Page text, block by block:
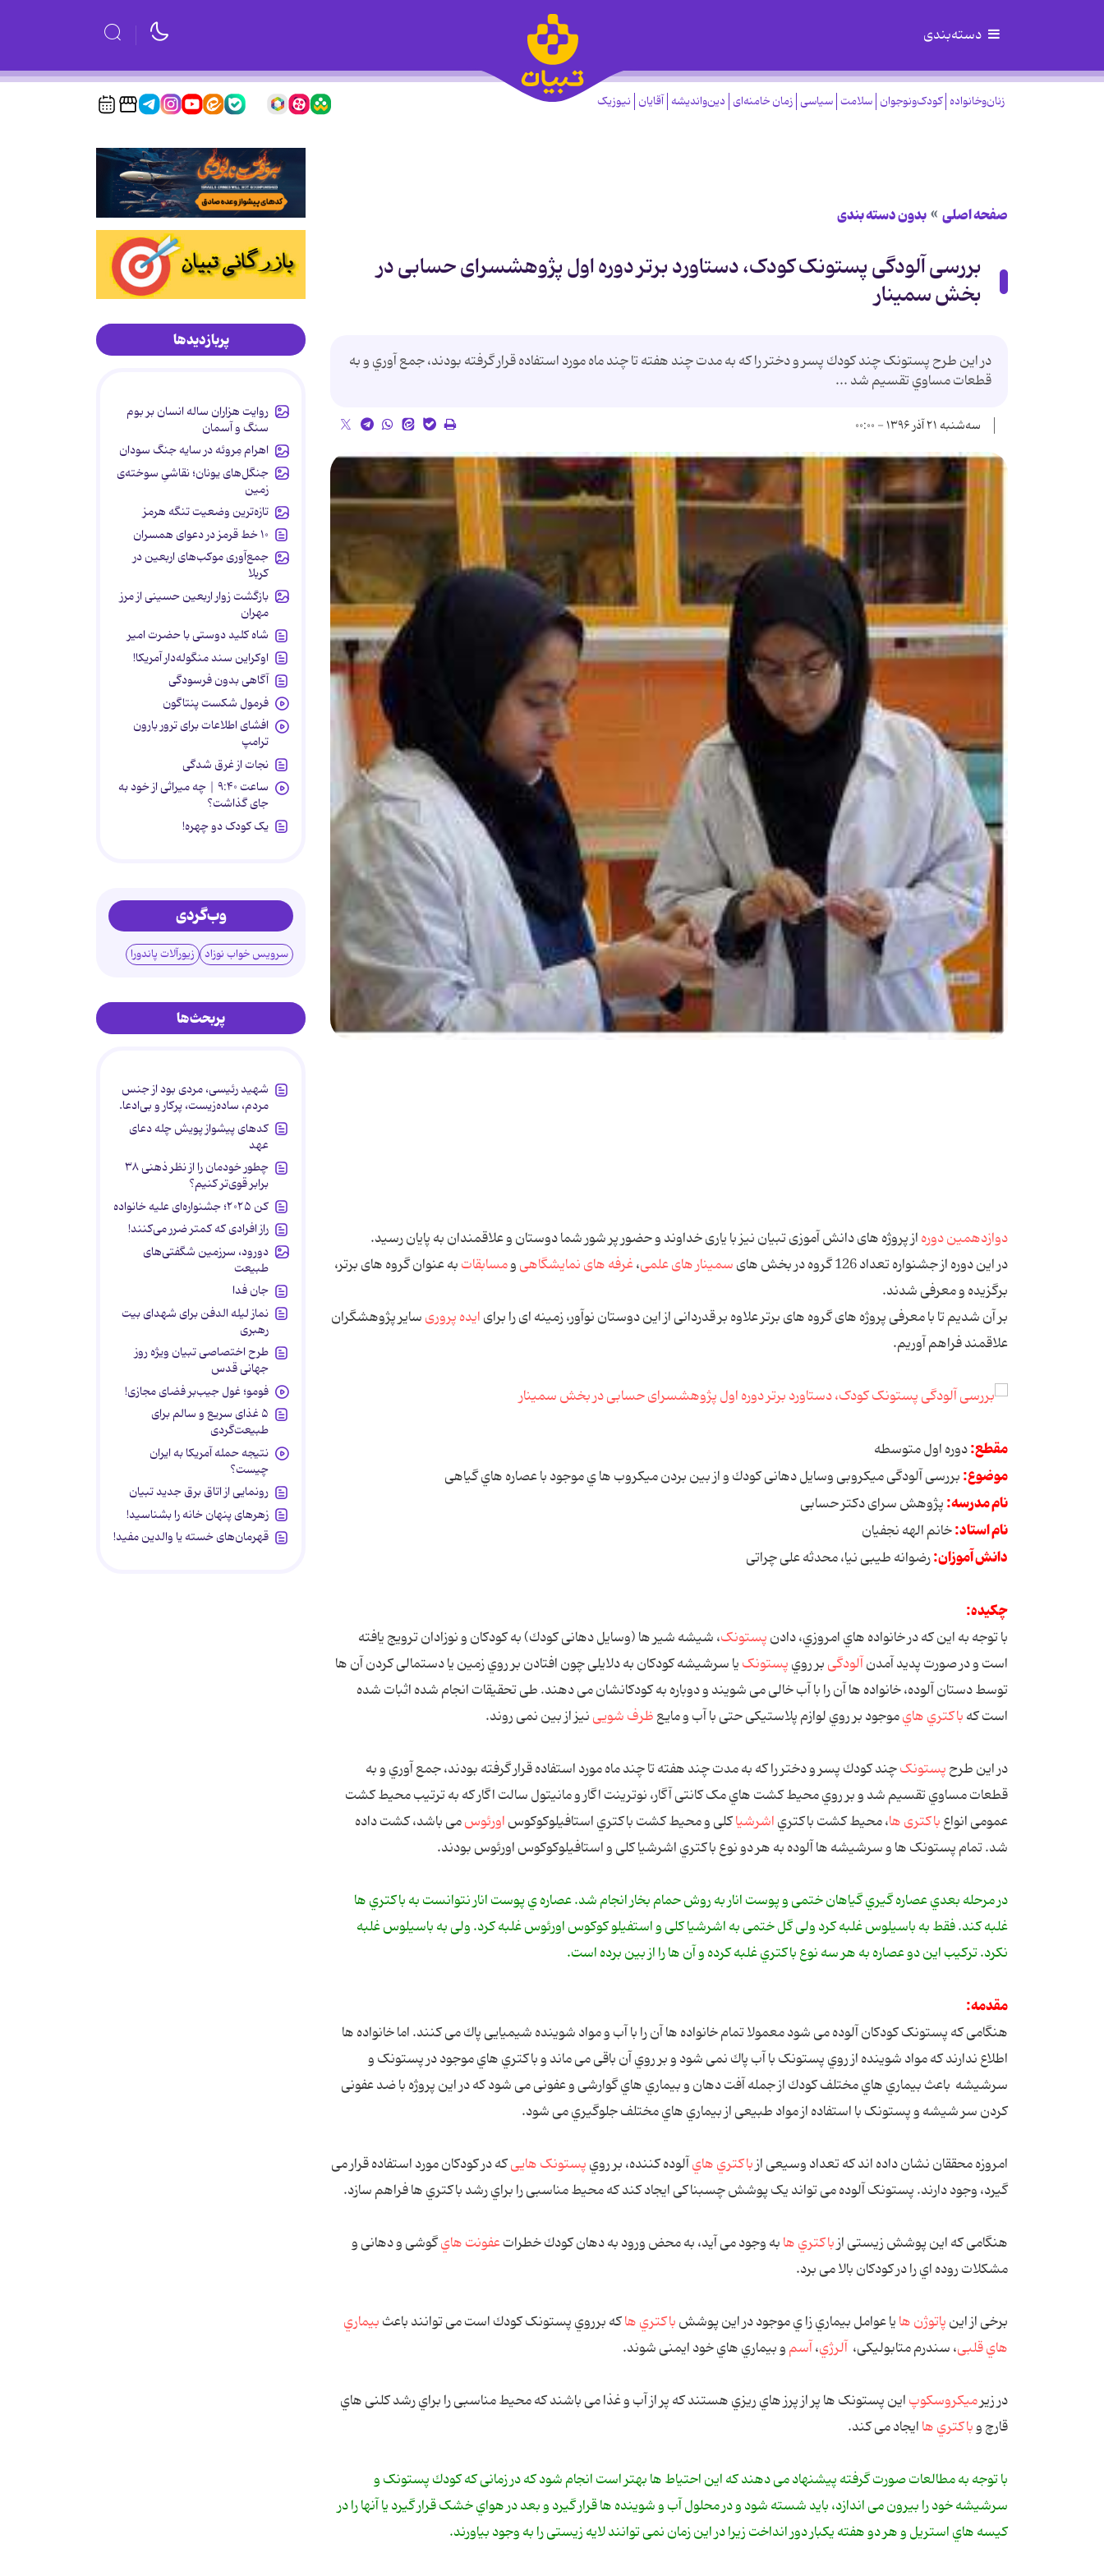
دسته‌بندی
زنان‌وخانواده کودک‌ونوجوان سلامت سیاسی زمان خامنه‌ای دین‌واندیشه آقایان نیوزیک
صفحه اصلی بدون دسته بندی
ﺑﺮرﺳﯽ آﻟﻮدﮔﯽ پستونک کودک، دستاورد برتر دوره اول پژوهشسرای حسابی در
بخش سمینار
در اﯾﻦ ﻃﺮح ﭘﺴﺘﻮﻧﮏ ﭼﻨﺪ ﮐﻮدك ﭘﺴﺮ و دﺧﺘﺮ را ﮐﻪ ﺑﻪ ﻣﺪت ﭼﻨﺪ ﻫﻔﺘﻪ ﺗﺎ ﭼﻨﺪ ﻣﺎه ﻣﻮرد اﺳﺘﻔﺎده ﻗﺮار ﮔﺮﻓﺘﻪ ﺑﻮدﻧﺪ، ﺟﻤﻊ آوري و ﺑﻪ
ﻗﻄﻌﺎت ﻣﺴﺎوي ﺗﻘﺴﯿﻢ ﺷﺪ ...
سه‌شنبه ۲۱ آذر ۱۳۹۶ - ۰۰:۰۰
دوازدهمین دورهاز پروژه های دانش آموزی تبیان نیز با یاری خداوند و حضور پر شور شما دوستان و علاقمندان به پایان رسید.
در این دوره از جشنواره تعداد 126 گروه در بخش های
سمینار های علمی،غرفه های نمایشگاهیومسابقاتبه عنوان گروه های برتر،
برگزیده و معرفی شدند.
بر آن شدیم تا با معرفی پروژه های گروه های برتر علاوه بر قدردانی از این دوستان نوآور، زمینه ای را برایایده پروریسایر پژوهشگران
علاقمند فراهم آوریم.
مقطع:دوره اول متوسطه
موضوع:ﺑﺮرﺳﯽ آﻟﻮدﮔﯽ ﻣﯿﮑﺮوﺑﯽ وﺳﺎﯾﻞ دﻫﺎﻧﯽ ﮐﻮدك و از ﺑﯿﻦ ﺑﺮدن ﻣﯿﮑﺮوب ﻫﺎ ي ﻣﻮﺟﻮد ﺑﺎ ﻋﺼﺎره ﻫﺎي ﮔﯿﺎﻫﯽ
نام مدرسه:پژوهش سرای دکتر حسابی
نام استاد:خاﻧﻢ الهه ﻧﺠﻔﯿﺎن
دانش آموزان:رﺿﻮاﻧﻪ ﻃﯿﺒﯽ ﻧﯿﺎ، ﻣﺤﺪﺛﻪ ﻋﻠﯽ ﭼﺮاﺗﯽ
چکیده:
ﺑﺎ ﺗﻮﺟﻪ ﺑﻪ اﯾﻦ ﮐﻪ در ﺧﺎﻧﻮاده ﻫﺎي اﻣﺮوزي، دادنﭘﺴﺘﻮﻧﮏ، ﺷﯿﺸﻪ ﺷﯿﺮ ﻫﺎ (وﺳﺎﯾﻞ دﻫﺎﻧﯽ ﮐﻮدك) ﺑﻪ ﮐﻮدﮐﺎن و ﻧﻮزادان ﺗﺮوﯾﺞ ﯾﺎﻓﺘﻪ
اﺳﺖ و در ﺻﻮرت ﭘﺪﯾﺪ آﻣﺪنآﻟﻮدﮔﯽﺑﺮ رويﭘﺴﺘﻮﻧﮏﯾﺎ ﺳﺮﺷﯿﺸﻪ ﮐﻮدﮐﺎن ﺑﻪ دﻻﯾﻠﯽ ﭼﻮن اﻓﺘﺎدن ﺑﺮ روي زﻣﯿﻦ ﯾﺎ دﺳﺘﻤﺎﻟﯽ ﮐﺮدن آن ﻫﺎ
ﺗﻮﺳﻂ دﺳﺘﺎن آﻟﻮده، ﺧﺎﻧﻮاده ﻫﺎ آن را ﺑﺎ آب ﺧﺎﻟﯽ ﻣﯽ ﺷﻮﯾﻨﺪ و دوﺑﺎره ﺑﻪ ﮐﻮدﮐﺎﻧﺸﺎن ﻣﯽ دﻫﻨﺪ. ﻃﯽ ﺗﺤﻘﯿﻘﺎت اﻧﺠﺎم ﺷﺪه اﺛﺒﺎت ﺷﺪه
اﺳﺖ ﮐﻪﺑﺎﮐﺘﺮي ﻫﺎيﻣﻮﺟﻮد ﺑﺮ روي ﻟﻮازم ﭘﻼﺳﺘﯿﮑﯽ ﺣﺘﯽ ﺑﺎ آب و ﻣﺎﯾﻊﻇﺮف ﺷﻮﯾﯽﻧﯿﺰ از ﺑﯿﻦ ﻧﻤﯽ روﻧﺪ.
در اﯾﻦ ﻃﺮحﭘﺴﺘﻮﻧﮏﭼﻨﺪ ﮐﻮدك ﭘﺴﺮ و دﺧﺘﺮ را ﮐﻪ ﺑﻪ ﻣﺪت ﭼﻨﺪ ﻫﻔﺘﻪ ﺗﺎ ﭼﻨﺪ ﻣﺎه ﻣﻮرد اﺳﺘﻔﺎده ﻗﺮار ﮔﺮﻓﺘﻪ ﺑﻮدﻧﺪ، ﺟﻤﻊ آوري و ﺑﻪ
ﻗﻄﻌﺎت ﻣﺴﺎوي ﺗﻘﺴﯿﻢ ﺷﺪ و ﺑﺮ روي ﻣﺤﯿﻂ ﮐﺸﺖ ﻫﺎي ﻣﮏ ﮐﺎﻧﺘﯽ آﮔﺎر، ﻧﻮﺗﺮﯾﻨﺖ اﮔﺎر و ﻣﺎﻧﯿﺘﻮل ﺳﺎﻟﺖ اﮔﺎر ﮐﻪ ﺑﻪ ﺗﺮﺗﯿﺐ ﻣﺤﯿﻂ ﮐﺸﺖ
ﻋﻤﻮﻣﯽ اﻧﻮاعﺑﺎﮐﺘﺮی ها، ﻣﺤﯿﻂ ﮐﺸﺖ ﺑﺎﮐﺘﺮياﺷﺮﺷﯿﺎﮐﻠﯽ و ﻣﺤﯿﻂ ﮐﺸﺖ ﺑﺎﮐﺘﺮي اﺳﺘﺎﻓﯿﻠﻮﮐﻮﮐﻮساورﺋﻮسﻣﯽ ﺑﺎﺷﺪ، ﮐﺸﺖ داده
ﺷﺪ. ﺗﻤﺎم ﭘﺴﺘﻮﻧﮏ ﻫﺎ و ﺳﺮﺷﯿﺸﻪ ﻫﺎ آﻟﻮده ﺑﻪ ﻫﺮ دو ﻧﻮع ﺑﺎﮐﺘﺮي اﺷﺮﺷﯿﺎ ﮐﻠﯽ و اﺳﺘﺎﻓﯿﻠﻮﮐﻮﮐﻮس اورﺋﻮس ﺑﻮدﻧﺪ.
در ﻣﺮﺣﻠﻪ ﺑﻌﺪي ﻋﺼﺎره ﮔﯿﺮي ﮔﯿﺎﻫﺎن ﺧﺘﻤﯽ و ﭘﻮﺳﺖ اﻧﺎر ﺑﻪ روش ﺣﻤﺎم ﺑﺨﺎر اﻧﺠﺎم ﺷﺪ. ﻋﺼﺎره ي ﭘﻮﺳﺖ اﻧﺎر ﻧﺘﻮاﻧﺴﺖ ﺑﻪ ﺑﺎﮐﺘﺮي ﻫﺎ
ﻏﻠﺒﻪ ﮐﻨﺪ. ﻓﻘﻂ ﺑﻪ ﺑﺎﺳﯿﻠﻮس ﻏﻠﺒﻪ ﮐﺮد وﻟﯽ ﮔﻞ ﺧﺘﻤﯽ ﺑﻪ اﺷﺮﺷﯿﺎ ﮐﻠﯽ و اﺳﺘﻔﯿﻠﻮ ﮐﻮﮐﻮس اورﺋﻮس ﻏﻠﺒﻪ ﮐﺮد. وﻟﯽ ﺑﻪ ﺑﺎﺳﯿﻠﻮس ﻏﻠﺒﻪ
ﻧﮑﺮد. ﺗﺮکیب اﯾﻦ دو ﻋﺼﺎره ﺑﻪ ﻫﺮ ﺳﻪ ﻧﻮع ﺑﺎﮐﺘﺮي ﻏﻠﺒﻪ ﮐﺮده و آن ها را از ﺑﯿﻦ ﺑﺮده اﺳﺖ.
مقدمه:
ﻫﻨﮕﺎﻣﯽ ﮐﻪ ﭘﺴﺘﻮﻧﮏ ﮐﻮدﮐﺎن آﻟﻮده ﻣﯽ ﺷﻮد ﻣﻌﻤﻮﻻ ﺗﻤﺎم ﺧﺎﻧﻮاده ﻫﺎ آن را ﺑﺎ آب و ﻣﻮاد ﺷﻮﯾﻨﺪه ﺷﯿﻤﯿﺎﯾﯽ ﭘﺎك ﻣﯽ ﮐﻨﻨﺪ. اﻣﺎ ﺧﺎﻧﻮاده ﻫﺎ
اﻃﻼع ﻧﺪارﻧﺪ ﮐﻪ ﻣﻮاد ﺷﻮﯾﻨﺪه از روي ﭘﺴﺘﻮﻧﮏ ﺑﺎ آب ﭘﺎك ﻧﻤﯽ ﺷﻮد و ﺑﺮ روي آن ﺑﺎﻗﯽ ﻣﯽ ﻣﺎﻧﺪ و ﺑﺎﮐﺘﺮي ﻫﺎي ﻣﻮﺟﻮد در ﭘﺴﺘﻮﻧﮏ و
ﺳﺮﺷﯿﺸﻪ ﺑﺎﻋﺚ ﺑﯿﻤﺎري ﻫﺎي ﻣﺨﺘﻠﻒ ﮐﻮدك از ﺟﻤﻠﻪ آﻓﺖ دﻫﺎن و ﺑﯿﻤﺎري ﻫﺎي ﮔﻮارﺷﯽ و ﻋﻔﻮﻧﯽ ﻣﯽ ﺷﻮد ﮐﻪ در اﯾﻦ ﭘﺮوژه ﺑﺎ ﺿﺪ ﻋﻔﻮﻧﯽ
ﮐﺮدن ﺳﺮ ﺷﯿﺸﻪ و ﭘﺴﺘﻮﻧﮏ ﺑﺎ اﺳﺘﻔﺎده از ﻣﻮاد ﻃﺒﯿﻌﯽ از ﺑﯿﻤﺎري ﻫﺎي ﻣﺨﺘﻠﻒ ﺟﻠﻮﮔﯿﺮي ﻣﯽ ﺷﻮد.
اﻣﺮوزه ﻣﺤﻘﻘﺎن ﻧﺸﺎن داده اﻧﺪ ﮐﻪ ﺗﻌﺪاد وﺳﯿﻌﯽ ازﺑﺎﮐﺘﺮي ﻫﺎيآﻟﻮده ﮐﻨﻨﺪه، ﺑﺮ رويﭘﺴﺘﻮﻧﮏ ﻫﺎﯾﯽﮐﻪ در ﮐﻮدﮐﺎن ﻣﻮرد اﺳﺘﻔﺎده ﻗﺮار ﻣﯽ
ﮔﯿﺮد، وﺟﻮد دارﻧﺪ. ﭘﺴﺘﻮﻧﮏ آﻟﻮده ﻣﯽ ﺗﻮاﻧﺪ ﯾﮏ ﭘﻮﺷﺶ ﭼﺴﺒﻨﺎﮐﯽ اﯾﺠﺎد ﮐﻨﺪ ﮐﻪ ﻣﺤﯿﻂ ﻣﻨﺎﺳﺒﯽ را ﺑﺮاي رﺷﺪ ﺑﺎﮐﺘﺮي ﻫﺎ ﻓﺮاﻫﻢ ﺳﺎزد.
ﻫﻨﮕﺎﻣﯽ ﮐﻪ اﯾﻦ ﭘﻮﺷﺶ زﯾﺴﺘﯽ ازﺑﺎﮐﺘﺮي ﻫﺎﺑﻪ وﺟﻮد ﻣﯽ آﯾﺪ، ﺑﻪ ﻣﺤﺾ ورود ﺑﻪ دﻫﺎن ﮐﻮدك ﺧﻄﺮاتﻋﻔﻮﻧﺖ ﻫﺎيﮔﻮﺷﯽ و دﻫﺎﻧﯽ و
ﻣﺸﮑﻼت روده اي را در ﮐﻮدﮐﺎن ﺑﺎﻻ ﻣﯽ ﺑﺮد.
ﺑﺮﺧﯽ از اﯾﻦﭘﺎﺗﻮژن ﻫﺎﯾﺎ ﻋﻮاﻣﻞ ﺑﯿﻤﺎري زا ي ﻣﻮﺟﻮد در اﯾﻦ ﭘﻮﺷﺶﺑﺎﮐﺘﺮي ﻫﺎﮐﻪ ﺑﺮروي ﭘﺴﺘﻮﻧﮏ ﮐﻮدك اﺳﺖ ﻣﯽ ﺗﻮاﻧﻨﺪ ﺑﺎﻋﺚﺑﯿﻤﺎري
ﻫﺎي ﻗﻠﺒﯽ، ﺳﻨﺪرم ﻣﺘﺎﺑﻮﻟﯿﮑﯽ، آﻟﺮژي،آﺳﻢو ﺑﯿﻤﺎري ﻫﺎي ﺧﻮد اﯾﻤﻨﯽ ﺷﻮﻧﺪ.
در زﯾﺮﻣﯿﮑﺮوﺳﮑﻮپاﯾﻦ ﭘﺴﺘﻮﻧﮏ ﻫﺎ ﭘﺮ از ﭘﺮز ﻫﺎي رﯾﺰي ﻫﺴﺘﻨﺪ ﮐﻪ ﭘﺮ از آب و ﻏﺬا ﻣﯽ ﺑﺎﺷﻨﺪ ﮐﻪ ﻣﺤﯿﻂ ﻣﻨﺎﺳﺒﯽ را ﺑﺮاي رﺷﺪ ﮐﻠﻨﯽ ﻫﺎي
ﻗﺎرچ وﺑﺎﮐﺘﺮي ﻫﺎاﯾﺠﺎد ﻣﯽ ﮐﻨﺪ.
ﺑﺎ ﺗﻮﺟﻪ ﺑﻪ ﻣﻄﺎﻟﻌﺎت ﺻﻮرت ﮔﺮﻓﺘﻪ ﭘﯿﺸﻨﻬﺎد ﻣﯽ دﻫﻨﺪ ﮐﻪ اﯾﻦ اﺣﺘﯿﺎط ﻫﺎ ﺑﻬﺘﺮ اﺳﺖ اﻧﺠﺎم ﺷﻮد ﮐﻪ در زﻣﺎﻧﯽ ﮐﻪ ﮐﻮدك ﭘﺴﺘﻮﻧﮏ و
ﺳﺮﺷﯿﺸﻪ ﺧﻮد را ﺑﯿﺮون ﻣﯽ اﻧﺪازد، ﺑﺎﯾﺪ ﺷﺴﺘﻪ ﺷﻮد و در ﻣﺤﻠﻮل آب و ﺷﻮﯾﻨﺪه ﻫﺎ ﻗﺮار ﮔﯿﺮد و ﺑﻌﺪ در ﻫﻮاي ﺧﺸﮏ ﻗﺮار ﮔﯿﺮد ﯾﺎ آﻧﻬﺎ را در
ﮐﯿﺴﻪ ﻫﺎي اﺳﺘﺮﯾﻞ و ﻫﺮ دو ﻫﻔﺘﻪ ﯾﮑﺒﺎر دور اﻧﺪاﺧﺖ زﯾﺮا در اﯾﻦ زﻣﺎن ﻧﻤﯽ ﺗﻮاﻧﻨﺪ ﻻﯾﻪ زﯾﺴﺘﯽ را ﺑﻪ وﺟﻮد ﺑﯿﺎورﻧﺪ.
پربازدیدها
روایت هزاران ساله انسان بر بوم
سنگ و آسمان
اهرام مِروئه در سایه جنگ سودان
جنگل‌های یونان؛ نقاشیِ سوخته‌ی
زمین
تازه‌ترین وضعیت تنگه هرمز
۱۰ خط قرمز در دعوای همسران
جمع‌آوری موکب‌های اربعین در
کربلا
بازگشت زوار اربعین حسینی از مرز
مهران
شاه کلید دوستی با حضرت امیر
اوکراین سند منگوله‌دار آمریکا!
آگاهی بدون فرسودگی
فرمول شکست پنتاگون
افشای اطلاعات برای ترور بارون
ترامپ
نجات از غرق شدگی
ساعت ۹:۴۰ | چه میراثی از خود به
جای گذاشت؟
یک کودک دو چهره!
وب‌گردی
سرویس خواب نوزاد زیورآلات پاندورا
پربحث‌ها
شهید رئیسی، مردی بود از جنس
مردم، ساده‌زیست، پرکار و بی‌ادعا.
کدهای پیشواز پویش چله دعای
عهد
چطور خودمان را از نظر ذهنی ۳۸
برابر قوی‌تر کنیم؟
کن ۲۰۲۵؛ جشنواره‌ای علیه خانواده
راز افرادی که کمتر ضرر می‌کنند!
دورود، سرزمین شگفتی‌های
طبیعت
جان فدا
نماز لیله الدفن برای شهدای بیت
رهبری
طرح اختصاصی تبیان ویژه روز
جهانی قدس
فومو؛ غول جیب‌بر فضای مجازی!
۵ غذای سریع و سالم برای
طبیعت‌گردی
نتیجه حمله آمریکا به ایران
چیست؟
رونمایی از اتاق برق جدید تبیان
زهرهای پنهان خانه را بشناسید!
قهرمان‌های خسته یا والدین مفید!